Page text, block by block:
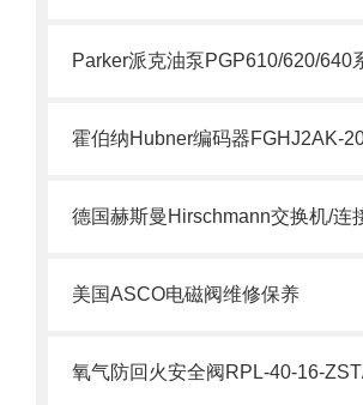
美国ASCO电磁阀维修保养